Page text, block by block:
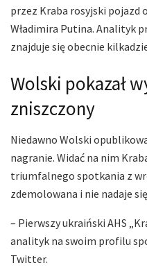
przez Kraba rosyjski pojazd
Władimira Putina. Analityk
znajduje się obecnie
Wolski pokazał
zniszczony
Niedawno Wolski
nagranie. Widać na nim
triumfalnego spotkania z
zdemolowana i nie nadaje
– Pierwszy ukraiński AHS
analityk na swoim profilu
Twitter.